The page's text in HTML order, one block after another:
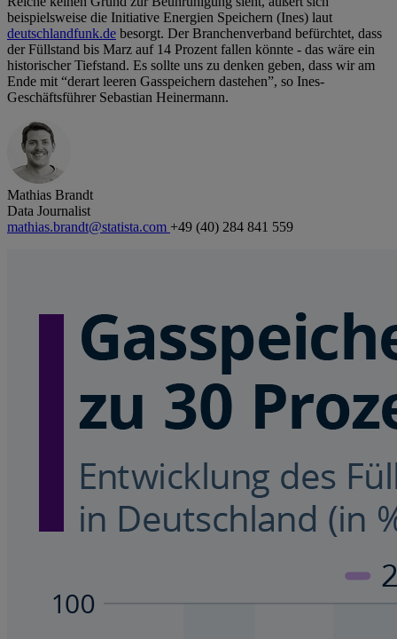
beispielsweise die Initiative Energien Speichern (Ines) laut
deutschlandfunk.de besorgt. Der Branchenverband befürchtet, dass
der Füllstand bis Marz auf 14 Prozent fallen könnte - das wäre ein
historischer Tiefstand. Es sollte uns zu denken geben, dass wir am
Ende mit “derart leeren Gasspeichern dastehen”, so Ines-
Geschäftsführer Sebastian Heinermann.
Mathias Brandt
Data Journalist
mathias.brandt@statista.com +49 (40) 284 841 559